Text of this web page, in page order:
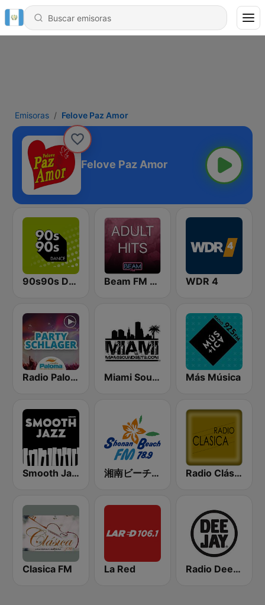
Emisoras Felove Paz Amor
Felove Paz Amor
90s90s Dance Beam FM - Adult Hits WDR 4
Radio Paloma Partyschlager Miami SoundSets Más Música
Smooth Jazz - Groov 湘南ビーチFM (Shonan Beach FM) Radio Clásica
Clasica FM La Red Radio Deejay